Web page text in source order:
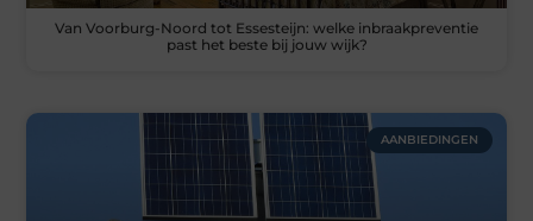
Van Voorburg-Noord tot Essesteijn: welke inbraakpreventie
past het beste bij jouw wijk?
AANBIEDINGEN